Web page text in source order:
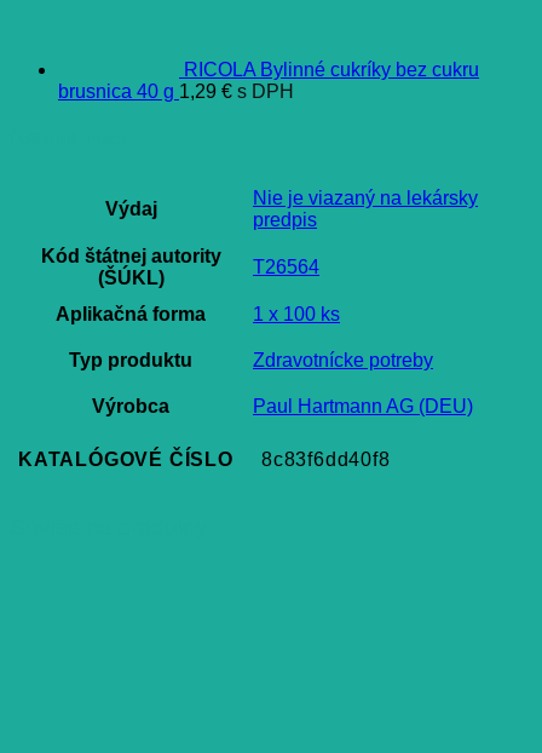
RICOLA Bylinné cukríky bez cukru
brusnica 40 g 1,29 € s DPH
Výdaj
Nie je viazaný na lekársky
predpis
Kód štátnej autority
(ŠÚKL)
T26564
Aplikačná forma 1 x 100 ks
Typ produktu Zdravotnícke potreby
Výrobca Paul Hartmann AG (DEU)
KATALÓGOVÉ ČÍSLO 8c83f6dd40f8